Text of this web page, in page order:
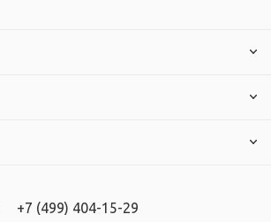
+7 (499) 404-15-29